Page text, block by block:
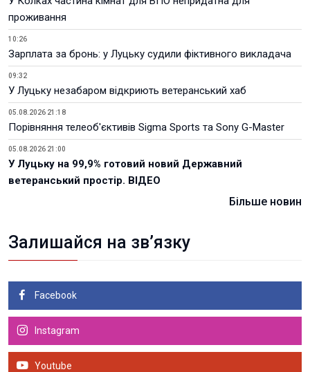
проживання
10:26
Зарплата за бронь: у Луцьку судили фіктивного викладача
09:32
У Луцьку незабаром відкриють ветеранський хаб
05.08.2026 21:18
Порівняння телеоб'єктивів Sigma Sports та Sony G-Master
05.08.2026 21:00
У Луцьку на 99,9% готовий новий Державний
ветеранський простір. ВІДЕО
Більше новин
Залишайся на зв’язку
Facebook
Instagram
Youtube